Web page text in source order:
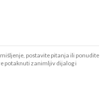
postavite pitanja ili ponudite
potaknuti zanimljiv dijalog i